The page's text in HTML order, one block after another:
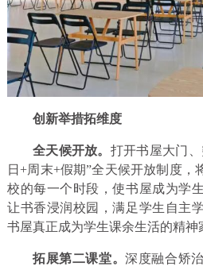
创新举措拓维度
全天候开放。 打开书屋大门
日+周末+假期”全天候开放制度，
校的每一个时段，使书屋成为学
让书香浸润校园，满足学生自主
书屋真正成为学生课余生活的精神
拓展第二课堂。深度融合矫